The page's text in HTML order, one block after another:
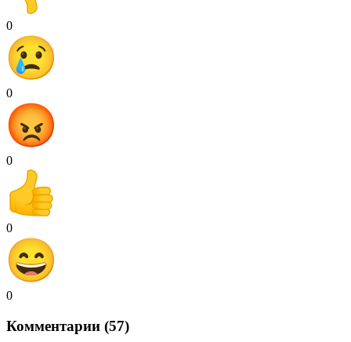
0
0
0
0
0
Комментарии (57)